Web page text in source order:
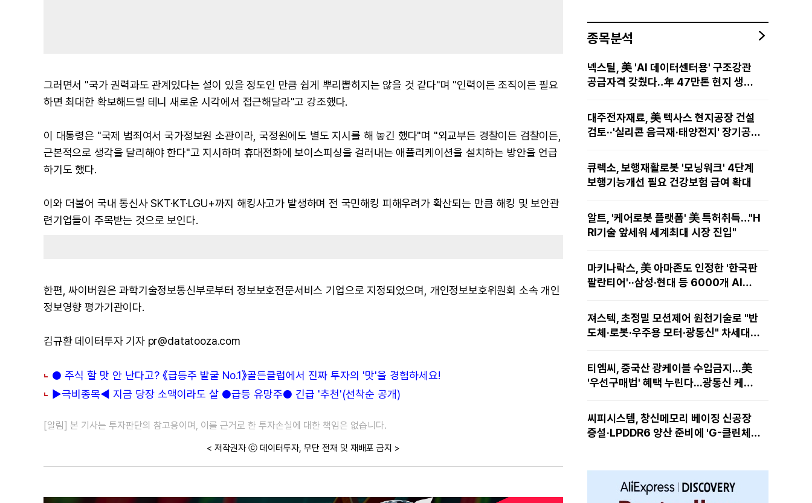
그러면서 "국가 권력과도 관계있다는 설이 있을 정도인 만큼 쉽게 뿌리뽑히지는 않을 것 같다"며 "인력이든 조직이든 필요
하면 최대한 확보해드릴 테니 새로운 시각에서 접근해달라"고 강조했다.
이 대통령은 "국제 범죄여서 국가정보원 소관이라, 국정원에도 별도 지시를 해 놓긴 했다"며 "외교부든 경찰이든 검찰이든,
근본적으로 생각을 달리해야 한다"고 지시하며 휴대전화에 보이스피싱을 걸러내는 애플리케이션을 설치하는 방안을 언급
하기도 했다.
이와 더불어 국내 통신사 SKT·KT·LGU+까지 해킹사고가 발생하며 전 국민해킹 피해우려가 확산되는 만큼 해킹 및 보안관
련기업들이 주목받는 것으로 보인다.
한편, 싸이버원은 과학기술정보통신부로부터 정보보호전문서비스 기업으로 지정되었으며, 개인정보보호위원회 소속 개인
정보영향 평가기관이다.
김규환 데이터투자 기자 pr@datatooza.com
● 주식 할 맛 안 난다고? 《급등주 발굴 No.1》골든클럽에서 진짜 투자의 '맛'을 경험하세요!
▶극비종목◀ 지금 당장 소액이라도 살 ●급등 유망주● 긴급 '추천'(선착순 공개)
[알림] 본 기사는 투자판단의 참고용이며, 이를 근거로 한 투자손실에 대한 책임은 없습니다.
< 저작권자 ⓒ 데이터투자, 무단 전재 및 재배포 금지 >
종목분석
넥스틸, 美 'AI 데이터센터용' 구조강관
공급자격 갖췄다‥年 47만톤 현지 생산
대주전자재료, 美 텍사스 현지공장 건설
검토··'실리콘 음극재·태양전지' 장기공급
큐렉소, 보행재활로봇 '모닝워크' 4단계
보행기능개선 필요 건강보험 급여 확대
알트, '케어로봇 플랫폼' 美 특허취득…"H
RI기술 앞세워 세계최대 시장 진입"
마키나락스, 美 아마존도 인정한 '한국판
팔란티어'··삼성·현대 등 6000개 AI모
져스텍, 초정밀 모션제어 원천기술로 "반
도체·로봇·우주용 모터·광통신" 차세대
티엠씨, 중국산 광케이블 수입금지...美
'우선구매법' 혜택 누린다...광통신 케이
씨피시스템, 창신메모리 베이징 신공장
증설·LPDDR6 양산 준비에 'G-클린체